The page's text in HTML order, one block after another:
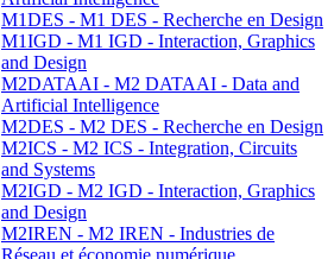
M1DES - M1 DES - Recherche en Design
M1IGD - M1 IGD - Interaction, Graphics
and Design
M2DATAAI - M2 DATAAI - Data and
Artificial Intelligence
M2DES - M2 DES - Recherche en Design
M2ICS - M2 ICS - Integration, Circuits
and Systems
M2IGD - M2 IGD - Interaction, Graphics
and Design
M2IREN - M2 IREN - Industries de
Réseau et économie numérique